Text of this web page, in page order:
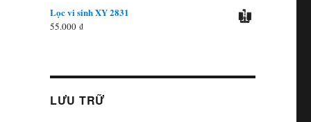
55.000 ₫.
Lọc vi sinh XY 2831
55.000 ₫
LƯU TRỮ